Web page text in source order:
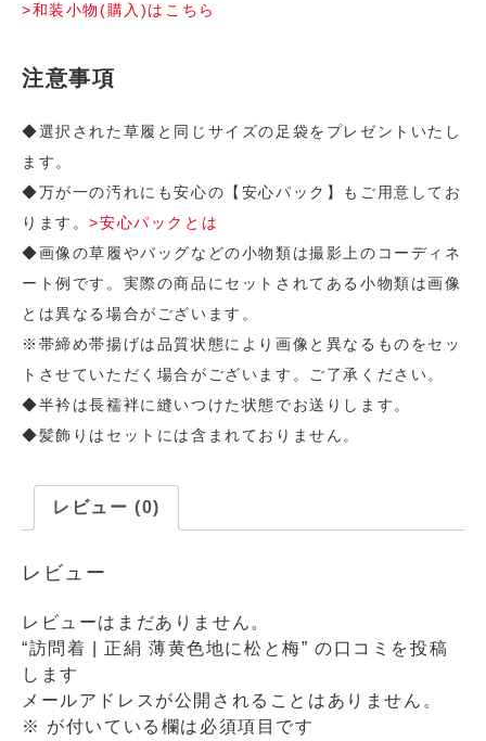
>和装小物(購入)はこちら
注意事項
◆選択された草履と同じサイズの足袋をプレゼントいたし
ます。
◆万が一の汚れにも安心の【安心パック】もご用意してお
ります。>安心パックとは
◆画像の草履やバッグなどの小物類は撮影上のコーディネ
ート例です。実際の商品にセットされてある小物類は画像
とは異なる場合がございます。
※帯締め帯揚げは品質状態により画像と異なるものをセッ
トさせていただく場合がございます。ご了承ください。
◆半衿は長襦袢に縫いつけた状態でお送りします。
◆髪飾りはセットには含まれておりません。
レビュー (0)
レビュー
レビューはまだありません。
“訪問着 | 正絹 薄黄色地に松と梅” の口コミを投稿
します
メールアドレスが公開されることはありません。
※ が付いている欄は必須項目です